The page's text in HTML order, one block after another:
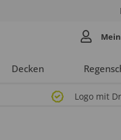
Decken
Logo mit